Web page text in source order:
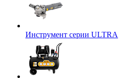
Инструмент серии ULTRA